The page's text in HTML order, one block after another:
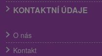
KONTAKTNÍ ÚDAJE
O nás
Kontakt